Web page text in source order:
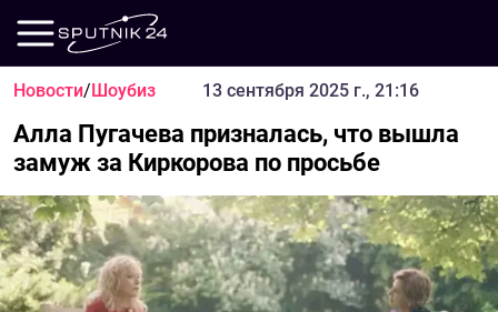
Новости/Шоубиз 13 сентября 2025 г., 21:16
Алла Пугачева призналась, что вышла
замуж за Киркорова по просьбе